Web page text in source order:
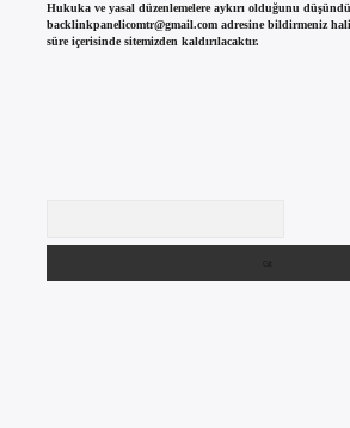
Hukuka ve yasal düzenlemelere aykırı olduğunu
backlinkpanelicomtr@gmail.comadresine bildirmeniz
süre içerisinde sitemizden kaldırılacaktır.